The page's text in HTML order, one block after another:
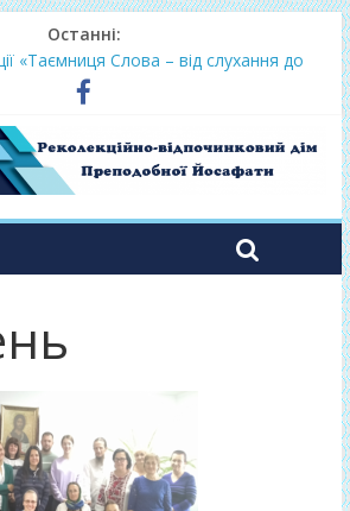
Останні:
«Таємниця Слова – від слухання до
2026
– осінь 2026
2026